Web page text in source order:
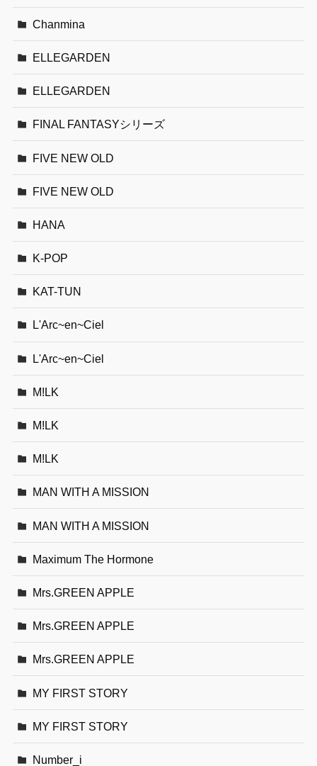
Chanmina
ELLEGARDEN
ELLEGARDEN
FINAL FANTASYシリーズ
FIVE NEW OLD
FIVE NEW OLD
HANA
K-POP
KAT-TUN
L'Arc~en~Ciel
L'Arc~en~Ciel
M!LK
M!LK
M!LK
MAN WITH A MISSION
MAN WITH A MISSION
Maximum The Hormone
Mrs.GREEN APPLE
Mrs.GREEN APPLE
Mrs.GREEN APPLE
MY FIRST STORY
MY FIRST STORY
Number_i